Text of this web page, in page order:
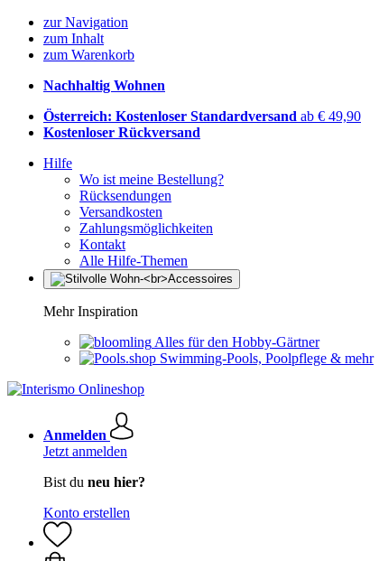
zur Navigation
zum Inhalt
zum Warenkorb
Nachhaltig Wohnen
Österreich: Kostenloser Standardversand ab € 49,90
Kostenloser Rückversand
Hilfe
Wo ist meine Bestellung?
Rücksendungen
Versandkosten
Zahlungsmöglichkeiten
Kontakt
Alle Hilfe-Themen
Mehr Inspiration
Alles für den Hobby-Gärtner
Swimming-Pools, Poolpflege & mehr
Anmelden
Jetzt anmelden
Bist du neu hier?
Konto erstellen